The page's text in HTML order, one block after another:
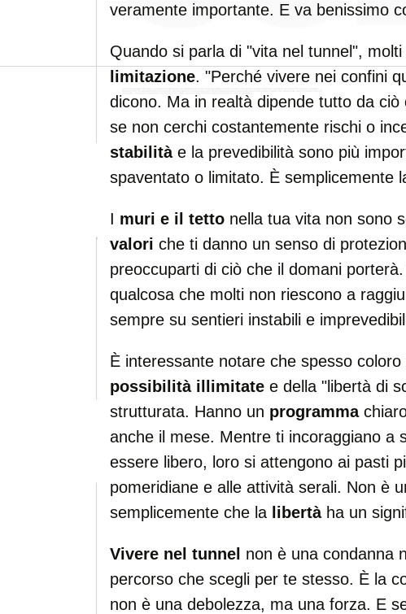
veramente importante. E va benissimo
Quando si parla di "vita nel tunnel",
limitazione. "Perché vivere nei confini
dicono. Ma in realtà dipende tutto da
se non cerchi costantemente rischi o
stabilitàe la prevedibilità sono più
spaventato o limitato. È semplicemente
I muri e il tetto nella tua vita non sono
valori che ti danno un senso di
preoccuparti di ciò che il domani porterà.
qualcosa che molti non riescono a
sempre su sentieri instabili e
È interessante notare che spesso
possibilità illimitate e della "libertà di
strutturata. Hanno un programma
anche il mese. Mentre ti incoraggiano a
essere libero, loro si attengono ai pasti
pomeridiane e alle attività serali. Non è
semplicemente che la libertàha un
Vivere nel tunnel non è una condanna
percorso che scegli per te stesso. È la
non è una debolezza, ma una forza. E